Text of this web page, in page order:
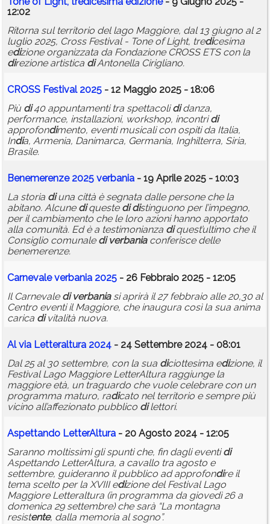
12:02
Ritorna sul territorio del lago Maggiore, dal 13 giugno al 2
luglio 2025, Cross Festival - Tone of Light, tredicesima
edizione organizzata da Fondazione CROSS ETS con la
direzione artistica diAntonella Cirigliano.
CROSS Festival 2025 - 12 Maggio 2025 - 18:06
Più di40 appuntamenti tra spettacolididanza,
performance, installazioni, workshop, incontridi
approfondimento, eventi musicali con ospiti da Italia,
India, Armenia, Danimarca, Germania, Inghilterra, Siria,
Brasile.
Benemerenze 2025 verbania - 19 Aprile 2025 - 10:03
La storia diuna città è segnata dalle persone che la
abitano. Alcune diqueste di distinguono per l’impegno,
per il cambiamento che le loro azioni hanno apportato
alla comunità. Ed è a testimonianza diquest’ultimo che il
Consiglio comunale di verbaniaconferisce delle
benemerenze.
Carnevaleverbania 2025 - 26 Febbraio 2025 - 12:05
Il Carnevale di verbaniasi aprirà il 27 febbraio alle 20,30 al
Centro eventi il Maggiore, che inaugura così la sua anima
carica divitalità nuova.
Al via Letteraltura 2024 - 24 Settembre 2024 - 08:01
Dal 25 al 30 settembre, con la sua diciottesima edizione, il
Festival Lago Maggiore LetterAltura raggiunge la
maggiore età, un traguardo che vuole celebrare con un
programma maturo, radicato nel territorio e sempre più
vicino all’affezionato pubblico dilettori.
Aspettando LetterAltura - 20 Agosto 2024 - 12:05
Saranno moltissimi gli spunti che, fin dagli eventidi
Aspettando LetterAltura, a cavallo tra agosto e
settembre, guideranno il pubblico ad approfondire il
tema scelto per la XVIII edizione del Festival Lago
Maggiore Letteraltura (in programma da giovedì 26 a
domenica 29 settembre) che sarà “La montagna
resistente, dalla memoria al sogno”.